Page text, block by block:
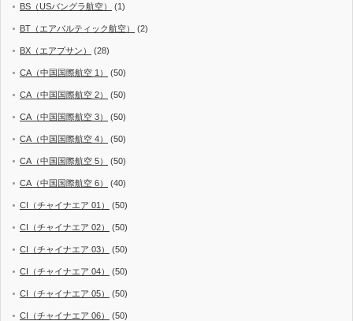
BS（USバングラ航空） (1)
BT（エアバルティック航空） (2)
BX（エアプサン） (28)
CA（中国国際航空 1） (50)
CA（中国国際航空 2） (50)
CA（中国国際航空 3） (50)
CA（中国国際航空 4） (50)
CA（中国国際航空 5） (50)
CA（中国国際航空 6） (40)
CI（チャイナエア 01） (50)
CI（チャイナエア 02） (50)
CI（チャイナエア 03） (50)
CI（チャイナエア 04） (50)
CI（チャイナエア 05） (50)
CI（チャイナエア 06） (50)